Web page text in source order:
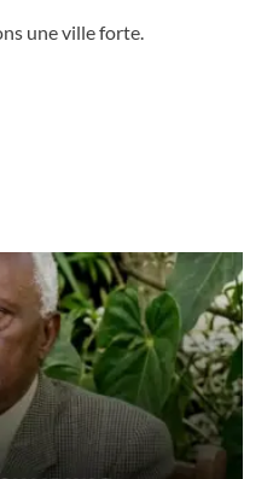
une ville forte.